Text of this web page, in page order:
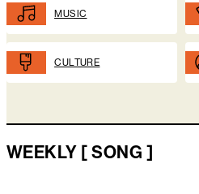
MUSIC
CULTURE
WEEKLY [ SONG ]